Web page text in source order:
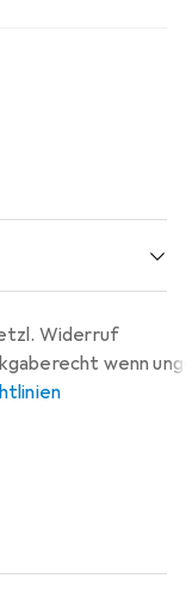
die
Made in
Widerruf
wenn